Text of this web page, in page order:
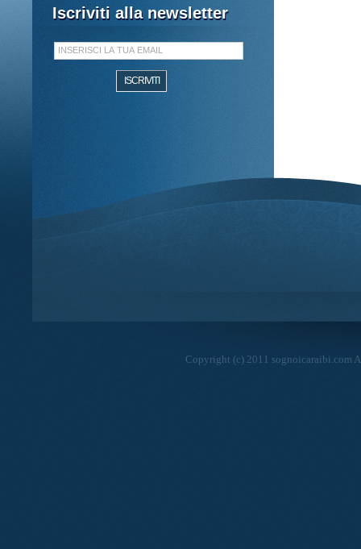
Iscriviti alla newsletter
Copyright (c) 2011 sognoicaraibi.com